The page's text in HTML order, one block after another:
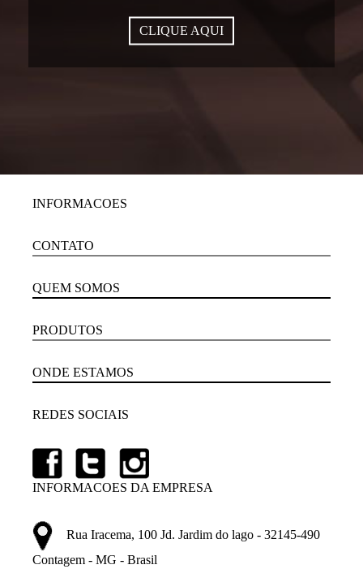
CLIQUE AQUI
INFORMACOES
CONTATO
QUEM SOMOS
PRODUTOS
ONDE ESTAMOS
REDES SOCIAIS
INFORMACOES DA EMPRESA
Rua Iracema, 100 Jd. Jardim do lago - 32145-490
Contagem - MG - Brasil